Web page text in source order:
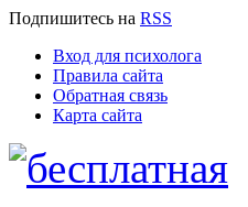
Подпишитесь на RSS
Вход для психолога
Правила сайта
Обратная связь
Карта сайта